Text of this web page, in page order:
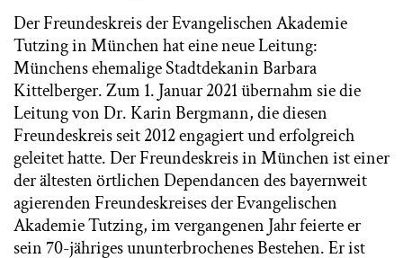
Der Freundeskreis der Evangelischen Akademie
Tutzing in München hat eine neue Leitung:
Münchens ehemalige Stadtdekanin Barbara
Kittelberger. Zum 1. Januar 2021 übernahm sie die
Leitung von Dr. Karin Bergmann, die diesen
Freundeskreis seit 2012 engagiert und erfolgreich
geleitet hatte. Der Freundeskreis in München ist einer
der ältesten örtlichen Dependancen des bayernweit
agierenden Freundeskreises der Evangelischen
Akademie Tutzing, im vergangenen Jahr feierte er
sein 70-jähriges ununterbrochenes Bestehen. Er ist